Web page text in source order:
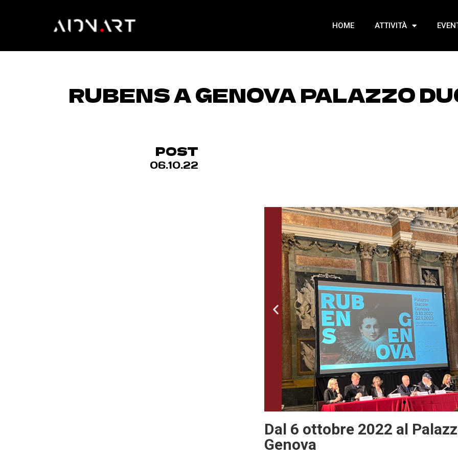
HOME ATTIVITÀ
RUBENS A GENOVA PALAZZO
POST
06.10.22
Rubens a
Palazzo
06 Ott 2022 - 22 Gen
Dal 6 ottobre 2022 al
Genova